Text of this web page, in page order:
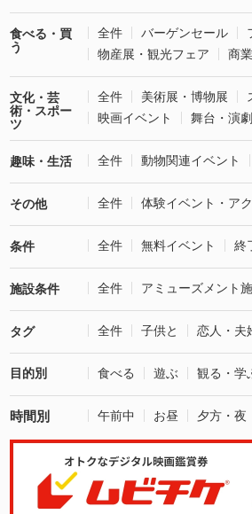
食べる・買
う
全件 バーゲンセール
物産展・観光フェア
商
文化・芸
術・スポー
ツ
全件 美術展・博物展
映画イベント
舞台・演劇
趣味・生活 全件 動物関連イベント
その他 全件 体験イベント・ア
条件 全件 無料イベント 終
施設条件 全件 アミューズメント
タグ 全件 子供と 恋人・夫
目的別 食べる 遊ぶ 観る・学
時間別 午前中 お昼 夕方・夜